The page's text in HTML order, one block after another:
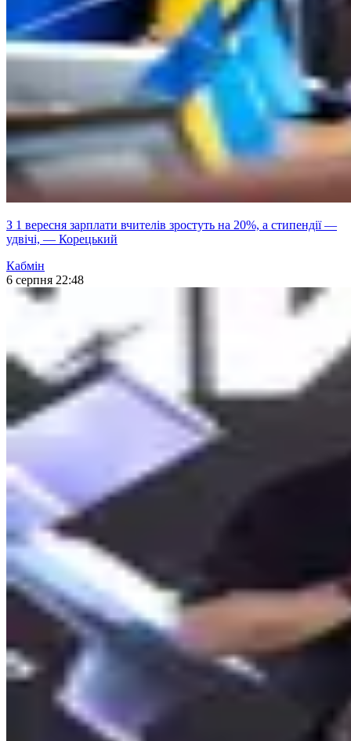
З 1 вересня зарплати вчителів зростуть на 20%, а стипендії —
удвічі, — Корецький
Кабмін
6 серпня 22:48